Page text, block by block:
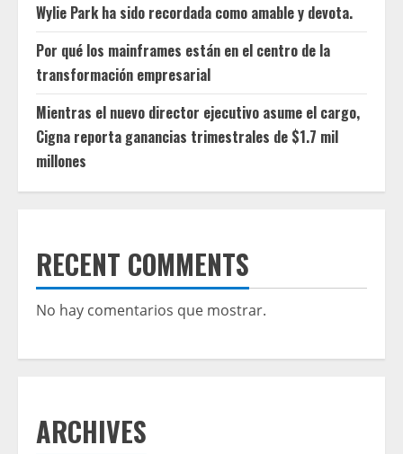
Wylie Park ha sido recordada como amable y devota.
Por qué los mainframes están en el centro de la
transformación empresarial
Mientras el nuevo director ejecutivo asume el cargo,
Cigna reporta ganancias trimestrales de $1.7 mil
millones
RECENT COMMENTS
No hay comentarios que mostrar.
ARCHIVES